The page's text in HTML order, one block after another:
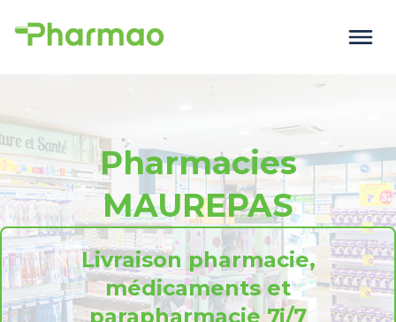
Pharmacies
MAUREPAS
Livraison pharmacie,
médicaments et
parapharmacie 7j/7